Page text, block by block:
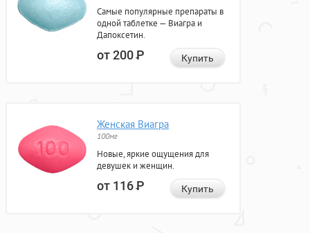
Самые популярные препараты в
одной таблетке — Виагра и
Дапоксетин.
от 200Р Купить
Женская Виагра
100мг
Новые, яркие ощущения для
девушек и женщин.
от 116Р Купить